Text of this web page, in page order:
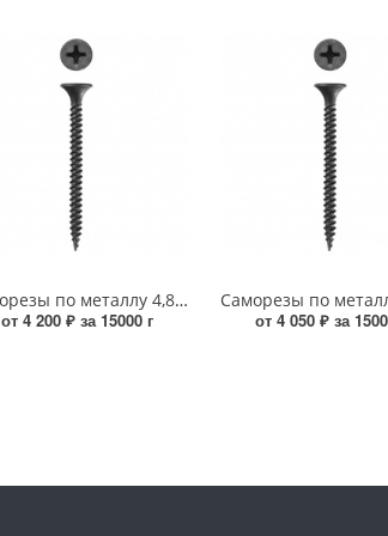
Саморезы по металлу 4,8*127 (кг) УТ000018779
от 4 200 ₽ за 15000 г
от 4 050 ₽ за